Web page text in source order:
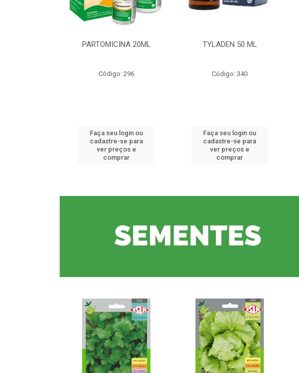
PARTOMICINA 20ML
Código: 296
Faça seu login ou
cadastre-se para
ver preços e
comprar
TYLADEN 50 ML
Código: 340
Faça seu login ou
cadastre-se para
ver preços e
comprar